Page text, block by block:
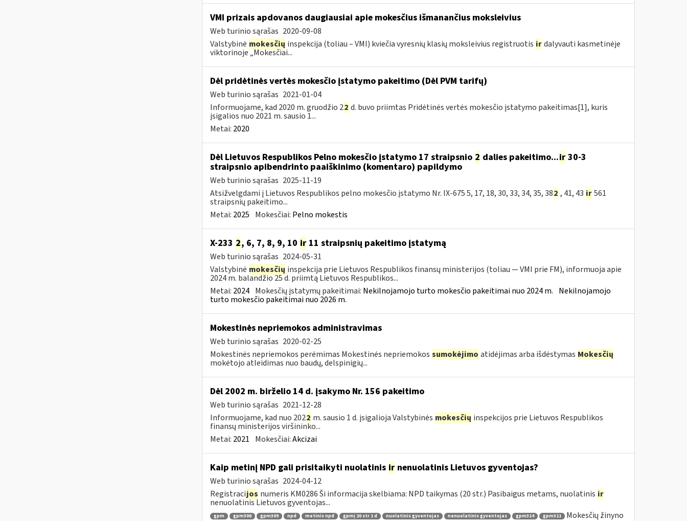
VMI prizais apdovanos daugiausiai apie mokesčius išmanančius moksleivius
Web turinio sąrašas 2020-09-08
Valstybinė mokesčių inspekcija (toliau – VMI) kviečia vyresnių klasių moksleivius registruotis ir dalyvauti kasmetinėje
viktorinoje „Mokesčiai...
Dėl pridėtinės vertės mokesčio įstatymo pakeitimo (Dėl PVM tarifų)
Web turinio sąrašas 2021-01-04
Informuojame, kad 2020 m. gruodžio 22 d. buvo priimtas Pridėtinės vertės mokesčio įstatymo pakeitimas[1], kuris
įsigalios nuo 2021 m. sausio 1...
Metai: 2020
Dėl Lietuvos Respublikos Pelno mokesčio įstatymo 17 straipsnio 2 dalies pakeitimo...ir30-3
straipsnio apibendrinto paaiškinimo (komentaro) papildymo
Web turinio sąrašas 2025-11-19
Atsižvelgdami į Lietuvos Respublikos pelno mokesčio įstatymo Nr. IX-675 5, 17, 18, 30, 33, 34, 35, 382 , 41, 43 ir 561
straipsnių pakeitimo...
Metai: 2025 Mokesčiai: Pelno mokestis
X-233 2, 6, 7, 8, 9, 10 ir11 straipsnių pakeitimo įstatymą
Web turinio sąrašas 2024-05-31
Valstybinė mokesčių inspekcija prie Lietuvos Respublikos finansų ministerijos (toliau — VMI prie FM), informuoja apie
2024 m. balandžio 25 d. priimtą Lietuvos Respublikos...
Metai: 2024 Mokesčių įstatymų pakeitimai: Nekilnojamojo turto mokesčio pakeitimai nuo 2024 m. Nekilnojamojo
turto mokesčio pakeitimai nuo 2026 m.
Mokestinės nepriemokos administravimas
Web turinio sąrašas 2020-02-25
Mokestinės nepriemokos perėmimas Mokestinės nepriemokos sumokėjimo atidėjimas arba išdėstymas Mokesčių
mokėtojo atleidimas nuo baudų, delspinigių...
Dėl 2002 m. birželio 14 d. įsakymo Nr. 156 pakeitimo
Web turinio sąrašas 2021-12-28
Informuojame, kad nuo 2022 m. sausio 1 d. įsigalioja Valstybinės mokesčių inspekcijos prie Lietuvos Respublikos
finansų ministerijos viršininko...
Metai: 2021 Mokesčiai:Akcizai
Kaip metinį NPD gali prisitaikyti nuolatinis irnenuolatinis Lietuvos gyventojas?
Web turinio sąrašas 2024-04-12
Registracijos numeris KM0286 Ši informacija skelbiama: NPD taikymas (20 str.) Pasibaigus metams, nuolatinis ir
nenuolatinis Lietuvos gyventojas...
gpm gpm308 gpm309 npd metinis npd gpmį 20 str 1 d nuolatinis gyventojas nenuolatinis gyventojas gpm314 gpm311
Mokesčių žinyno